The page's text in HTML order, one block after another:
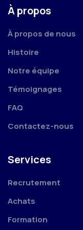
À propos
À propos de nous
Histoire
Notre équipe
Témoignages
FAQ
Contactez-nous
Services
Recrutement
Achats
Formation